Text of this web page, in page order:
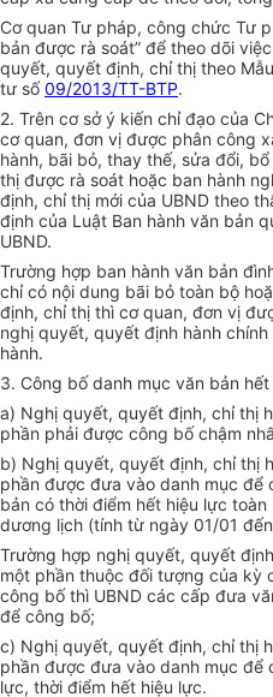
Cơ quan Tư pháp, công chức Tư
bản được rà soát” để theo dõi
quyết, quyết định, chỉ thị theo
tư số09/2013/TT-BTP.
2. Trên cơ sở ý kiến chỉ đạo của
cơ quan, đơn vị được phân công
hành, bãi bỏ, thay thế, sửa đổi,
thị được rà soát hoặc ban hành
định, chỉ thị mới của UBND theo
định của Luật Ban hành văn bản
UBND.
Trường hợp ban hành văn bản
chỉ có nội dung bãi bỏ toàn bộ
định, chỉ thị thì cơ quan, đơn vị
nghị quyết, quyết định hành
hành.
3. Công bố danh mục văn bản
a) Nghị quyết, quyết định, chỉ thị
phần phải được công bố chậm
b) Nghị quyết, quyết định, chỉ thị
phần được đưa vào danh mục để
bản có thời điểm hết hiệu lực
dương lịch (tính từ ngày 01/01
Trường hợp nghị quyết, quyết
một phần thuộc đối tượng của
công bố thì UBND các cấp đưa
để công bố;
c) Nghị quyết, quyết định, chỉ thị
phần được đưa vào danh mục để
lực, thời điểm hết hiệu lực.